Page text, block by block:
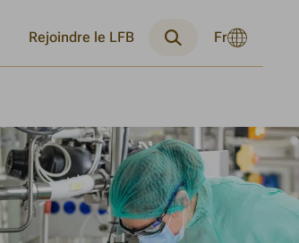
Rejoindre le LFB
Recherche
Langue
actuelle
:
Fr
Changer
la